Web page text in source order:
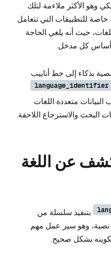
وهو الأكثر ملاءمة لتلك
خاصة للتطبيقات التي تتعامل
حيث أنه يلغي الحاجة
أساس كل مدخل.
بذكاء إلى خط أنابيب
language_identifier
متعددة اللغات
البحث والاسترجاع اللاحقة.
عن اللغة
بتنفيذ سلسلة من
وهو سير عمل مهم
بشكل صحيح.